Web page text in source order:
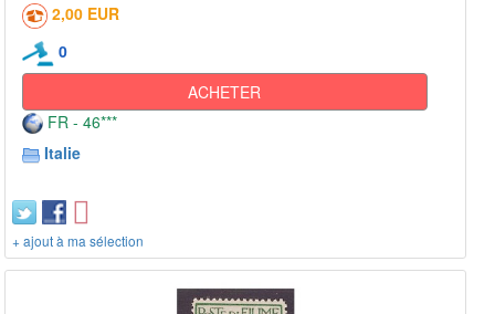
2,00 EUR
0
ACHETER
FR - 46***
Italie
+ ajout à ma sélection